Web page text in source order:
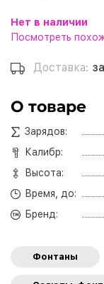
Нет в наличии
Посмотреть
Доставка:
О товаре
Зарядов:
Калибр:
Высота:
Время, до:
Бренд:
Фонтаны